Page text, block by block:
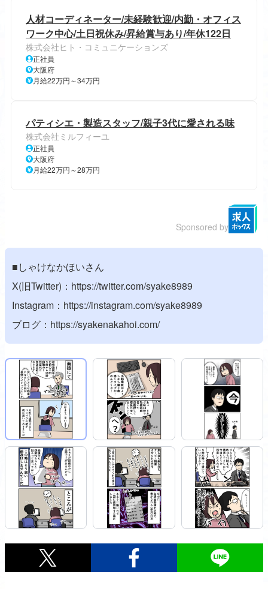
人材コーディネーター/未経験歓迎/内勤・オフィス
ワーク中心/土日祝休み/昇給賞与あり/年休122日
株式会社ヒト・コミュニケーションズ
正社員
大阪府
月給22万円～34万円
パティシエ・製造スタッフ/親子3代に愛される味
株式会社ミルフィーユ
正社員
大阪府
月給22万円～28万円
Sponsored by
■しゃけなかほいさん
X(旧Twitter)： https://twitter.com/syake8989
Instagram： https://instagram.com/syake8989
ブログ： https://syakenakahoi.com/